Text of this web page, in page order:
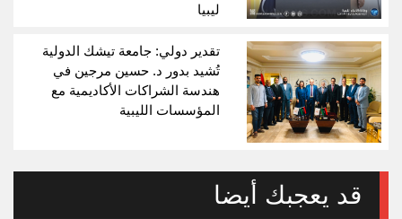
ليبيا
تقدير دولي: جامعة تيشك الدولية
تُشيد بدور د. حسين مرجين في
هندسة الشراكات الأكاديمية مع
المؤسسات الليبية
قد يعجبك أيضا